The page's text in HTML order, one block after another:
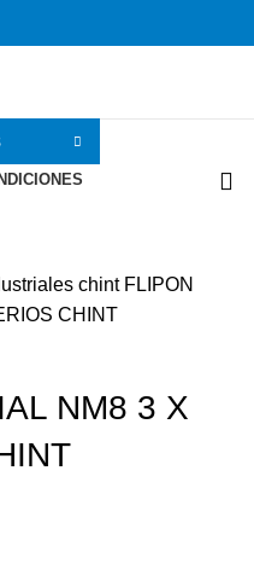
chint FLIPON
CHINT
NM8 3 X